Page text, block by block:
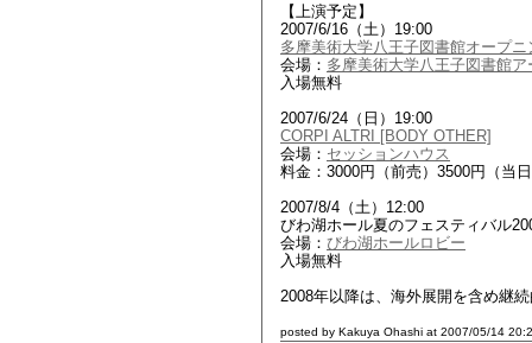
【上演予定】
2007/6/16（土）19:00
多摩美術大学八王子図書館オープ
会場： 多摩美術大学八王子図書館
入場無料
2007/6/24（日）19:00
CORPI ALTRI [BODY OTHER]
会場： セッションハウス
料金：3000円（前売）3500円（当
2007/8/4（土）12:00
びわ湖ホール夏のフェスティバル
会場： びわ湖ホールロビー
入場無料
2008年以降は、海外展開を含め継
posted by Kakuya Ohashi at 2007/05/14